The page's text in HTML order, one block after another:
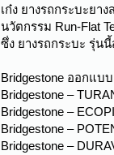
เก๋ง ยางรถกระบะยา
นวัตกรรม Run-Flat
ซึ่ง ยางรถกระบะ รุ่น
Bridgestone ออกแบ
Bridgestone –
Bridgestone –
Bridgestone –
Bridgestone –